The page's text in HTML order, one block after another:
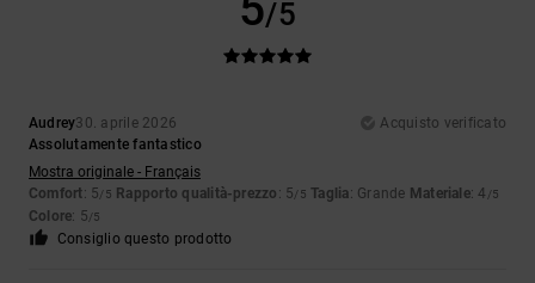
/5
Audrey30. aprile 2026
Acquisto verificato
Assolutamente fantastico
Mostra originale - Français
Comfort: 5/5 Rapporto qualità-prezzo : 5/5 Taglia: Grande Materiale: 4 /5
Colore: 5/5
Consiglio questo prodotto